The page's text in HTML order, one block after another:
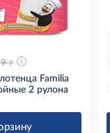
д
Familia
2 рулона